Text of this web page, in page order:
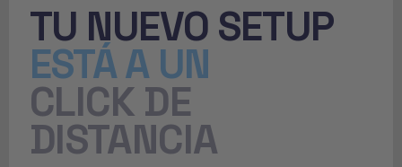
TU NUEVO SETUP
ESTÁ A UN
CLICK DE
DISTANCIA